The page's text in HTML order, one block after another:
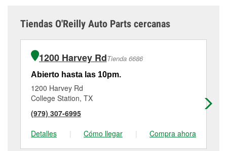
Tiendas O'Reilly Auto Parts cercanas
1200 Harvey RdTienda 6686
Abierto hasta las 10pm.
1200 Harvey Rd
College Station, TX
(979) 307-6995
Detalles
| Cómo llegar | Compra ahora